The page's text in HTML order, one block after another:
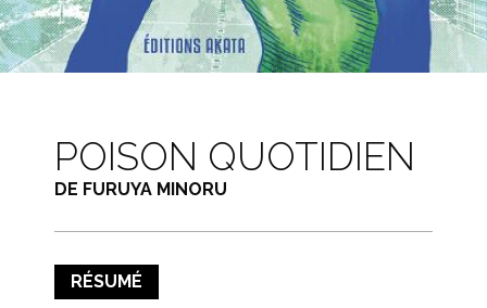
POISON QUOTIDIEN
DE FURUYA MINORU
RÉSUMÉ